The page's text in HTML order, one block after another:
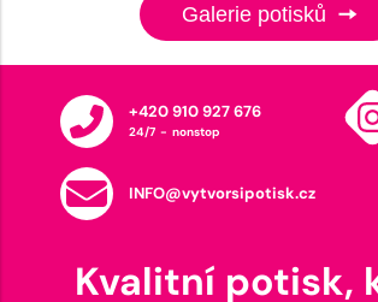
Galerie potisků
+420 910 927 676
24/7 - nonstop
INFO@vytvorsipotisk.cz
Kvalitní potisk,